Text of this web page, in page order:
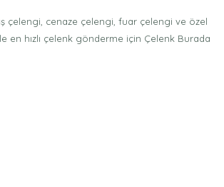
çelengi, cenaze çelengi, fuar çelengi ve özel
en hızlı çelenk gönderme için Çelenk Burada